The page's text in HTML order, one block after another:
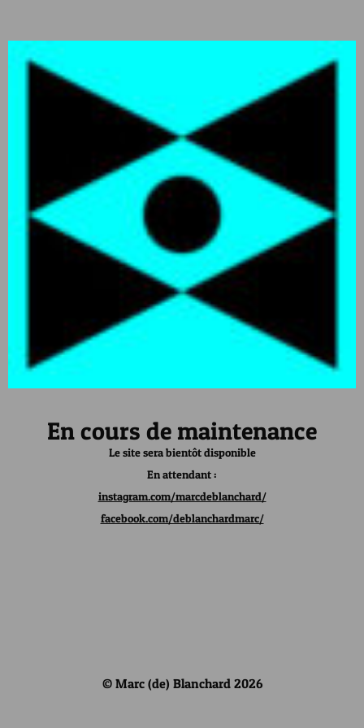
En cours de maintenance
Le site sera bientôt disponible
En attendant :
instagram.com/marcdeblanchard/
facebook.com/deblanchardmarc/
© Marc (de) Blanchard 2026